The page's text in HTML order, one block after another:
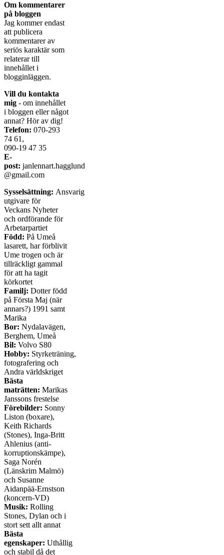
Om kommentarer
på bloggen
Jag kommer endast
att publicera
kommentarer av
seriös karaktär som
relaterar till
innehållet i
blogginläggen.
Vill du kontakta
mig - om innehållet
i bloggen eller något
annat? Hör av dig!
Telefon: 070-293
74 61,
090-19 47 35
E-
post: janlennart.hagglund
@gmail.com
Sysselsättning: Ansvarig
utgivare för
Veckans Nyheter
och ordförande för
Arbetarpartiet
Född: På Umeå
lasarett, har förblivit
Ume trogen och är
tillräckligt gammal
för att ha tagit
körkortet
Familj: Dotter född
på Första Maj (när
annars?) 1991 samt
Marika
Bor: Nydalavägen,
Berghem, Umeå
Bil: Volvo S80
Hobby: Styrketräning,
fotografering och
Andra världskriget
Bästa
maträtten: Marikas
Janssons frestelse
Förebilder: Sonny
Liston (boxare),
Keith Richards
(Stones), Inga-Britt
Ahlenius (anti-
korruptionskämpe),
Saga Norén
(Länskrim Malmö)
och Susanne
Aidanpää-Ernstson
(koncern-VD)
Musik: Rolling
Stones, Dylan och i
stort sett allt annat
Bästa
egenskaper: Uthållig
och stabil då det